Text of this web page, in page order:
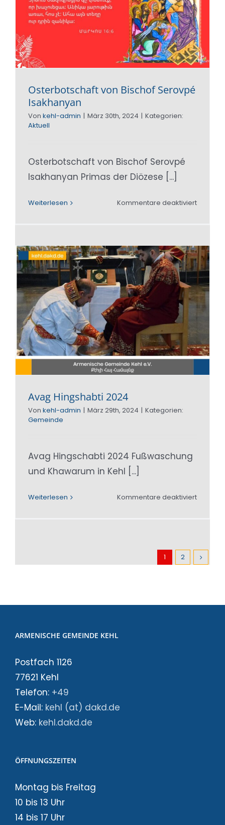
Osterbotschaft von Bischof Serovpé
Isakhanyan
Von kehl-admin | März 30th, 2024 | Kategorien:
Aktuell
Osterbotschaft von Bischof Serovpé
Isakhanyan Primas der Diözese [...]
Weiterlesen Kommentare deaktiviertfür
Serovpé
Avag Hingshabti 2024
Von kehl-admin | März 29th, 2024 | Kategorien:
Gemeinde
Avag Hingschabti 2024 Fußwaschung
und Khawarum in Kehl [...]
Weiterlesen Kommentare deaktiviertfür
1 2
ARMENISCHE GEMEINDE KEHL
Postfach 1126
77621 Kehl
Telefon: +49
E-Mail: kehl (at) dakd.de
Web: kehl.dakd.de
ÖFFNUNGSZEITEN
Montag bis Freitag
10 bis 13 Uhr
14 bis 17 Uhr